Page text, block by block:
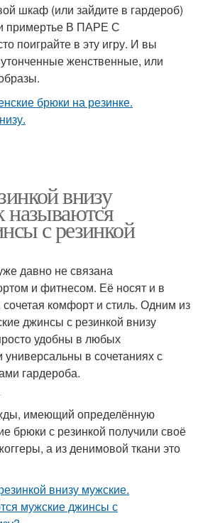
шкаф (или зайдите в гардероб)
примертье В ПАРЕ С
в эту игру. И вы
женственные, или
внизу
с резинкой
давно не связана
и фитнесом. Её носят и в
комфорт и стиль. Одним из
джинсы с резинкой внизу
удобны в любых
универсальны в сочетаниях с
гардероба.
имеющий определённую
брюки с резинкой получили своё
а из денимовой ткани это